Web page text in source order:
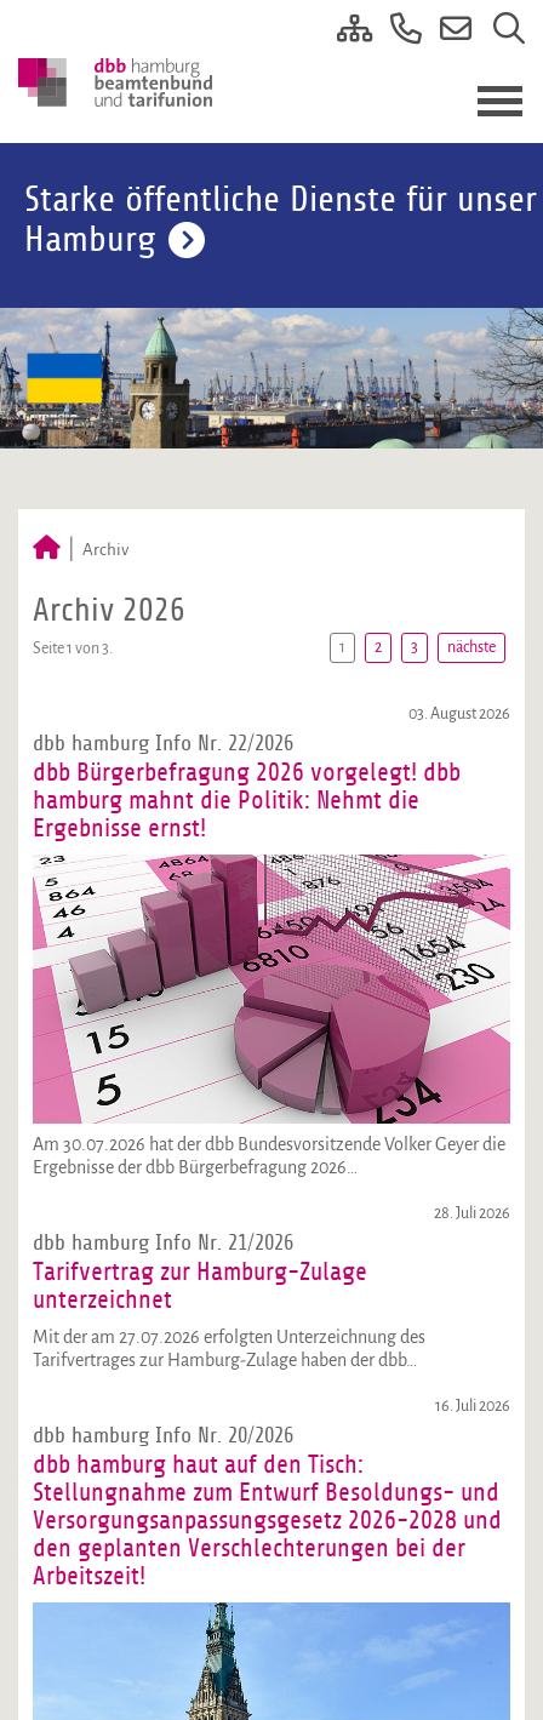
Starke öffentliche Dienste für unser
Hamburg
Archiv
Archiv 2026
Seite 1 von 3. 1 2 3 nächste
03. August 2026
dbb hamburg Info Nr. 22/2026
dbb Bürgerbefragung 2026 vorgelegt! dbb
hamburg mahnt die Politik: Nehmt die
Ergebnisse ernst!
Am 30.07.2026 hat der dbb Bundesvorsitzende Volker Geyer die
Ergebnisse der dbb Bürgerbefragung 2026…
28. Juli 2026
dbb hamburg Info Nr. 21/2026
Tarifvertrag zur Hamburg-Zulage
unterzeichnet
Mit der am 27.07.2026 erfolgten Unterzeichnung des
Tarifvertrages zur Hamburg-Zulage haben der dbb…
16. Juli 2026
dbb hamburg Info Nr. 20/2026
dbb hamburg haut auf den Tisch:
Stellungnahme zum Entwurf Besoldungs- und
Versorgungsanpassungsgesetz 2026-2028 und
den geplanten Verschlechterungen bei der
Arbeitszeit!